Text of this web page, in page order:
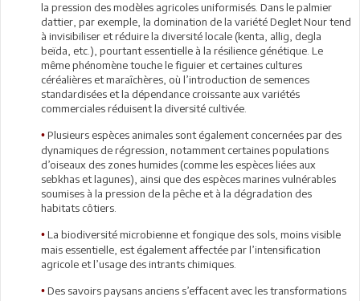
la pression des modèles agricoles uniformisés. Dans le palmier
dattier, par exemple, la domination de la variété Deglet Nour tend
à invisibiliser et réduire la diversité locale (kenta, allig, degla
beïda, etc.), pourtant essentielle à la résilience génétique. Le
même phénomène touche le figuier et certaines cultures
céréalières et maraîchères, où l’introduction de semences
standardisées et la dépendance croissante aux variétés
commerciales réduisent la diversité cultivée.
• Plusieurs espèces animales sont également concernées par des
dynamiques de régression, notamment certaines populations
d’oiseaux des zones humides (comme les espèces liées aux
sebkhas et lagunes), ainsi que des espèces marines vulnérables
soumises à la pression de la pêche et à la dégradation des
habitats côtiers.
• La biodiversité microbienne et fongique des sols, moins visible
mais essentielle, est également affectée par l’intensification
agricole et l’usage des intrants chimiques.
• Des savoirs paysans anciens s’effacent avec les transformations